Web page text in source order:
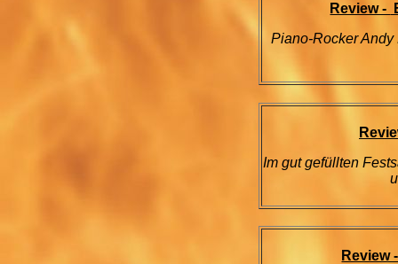
Review -
Piano-Rocker
Im gut gefüllten
Review